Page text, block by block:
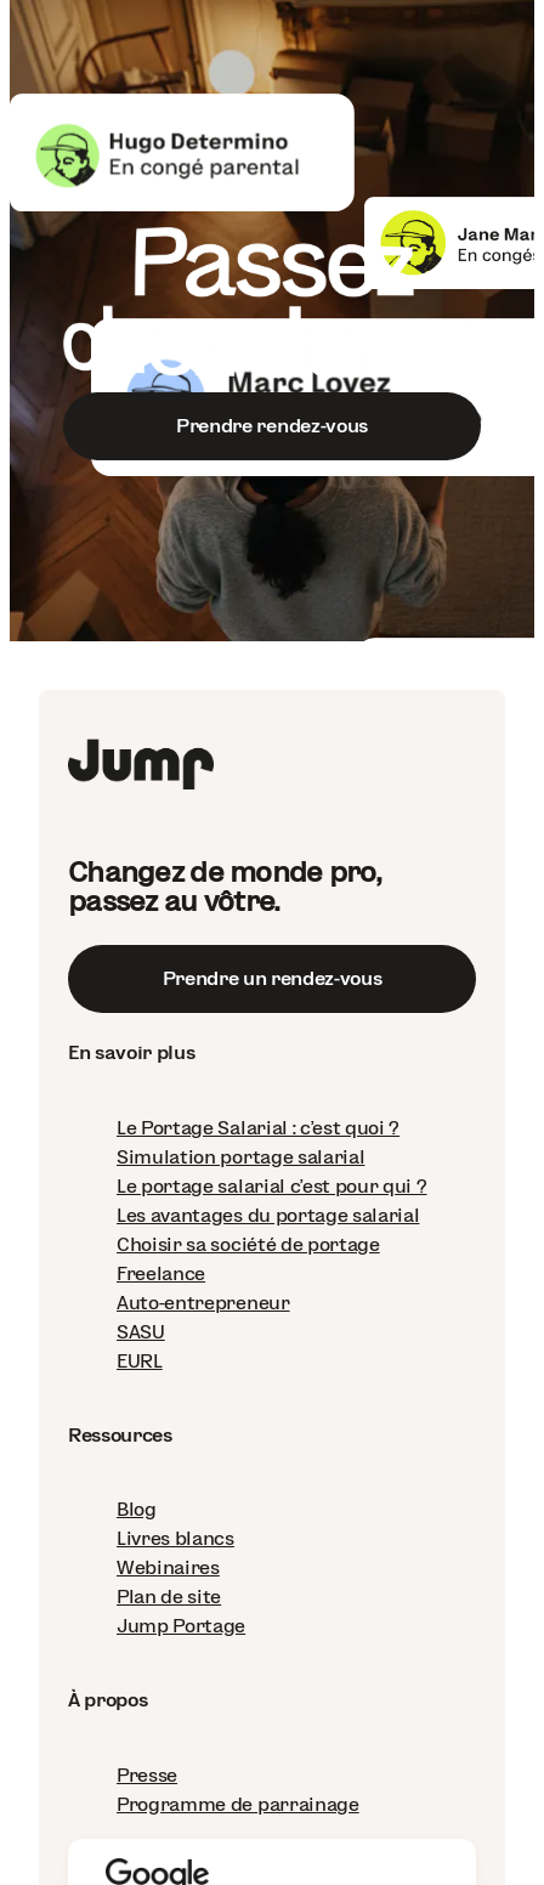
Prendre rendez-vous
Changez de monde pro,
passez au vôtre.
Prendre un rendez-vous
En savoir plus
Le Portage Salarial : c'est quoi ?
Simulation portage salarial
Le portage salarial c'est pour qui ?
Les avantages du portage salarial
Choisir sa société de portage
Freelance
Auto-entrepreneur
SASU
EURL
Ressources
Blog
Livres blancs
Webinaires
Plan de site
Jump Portage
À propos
Presse
Programme de parrainage